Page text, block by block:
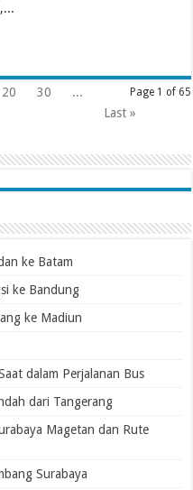
Page 1 of 65
20 30
...
Last »
ke Batam
ke Bandung
ke Madiun
dalam Perjalanan Bus
dari Tangerang
Magetan dan Rute
Surabaya